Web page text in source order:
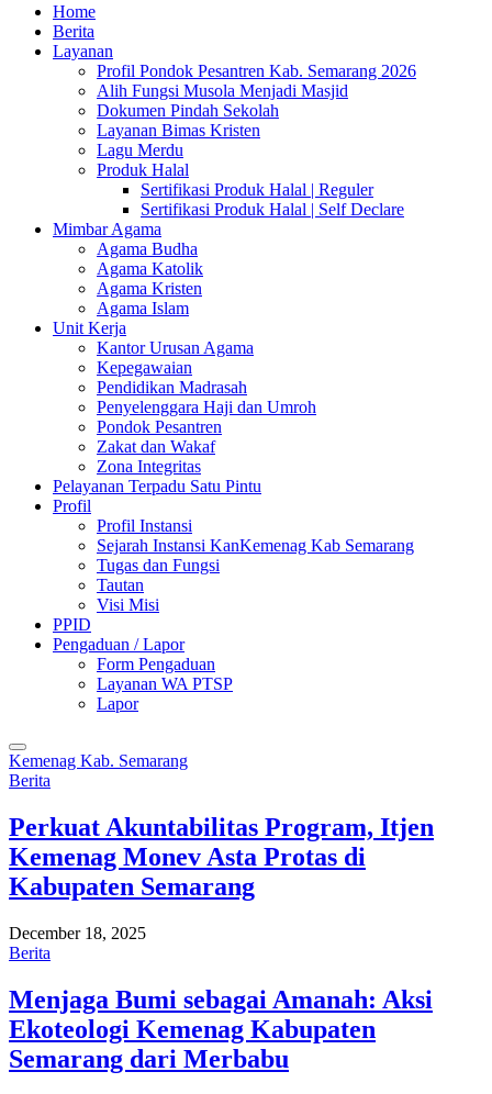
Home
Berita
Layanan
Profil Pondok Pesantren Kab. Semarang 2026
Alih Fungsi Musola Menjadi Masjid
Dokumen Pindah Sekolah
Layanan Bimas Kristen
Lagu Merdu
Produk Halal
Sertifikasi Produk Halal | Reguler
Sertifikasi Produk Halal | Self Declare
Mimbar Agama
Agama Budha
Agama Katolik
Agama Kristen
Agama Islam
Unit Kerja
Kantor Urusan Agama
Kepegawaian
Pendidikan Madrasah
Penyelenggara Haji dan Umroh
Pondok Pesantren
Zakat dan Wakaf
Zona Integritas
Pelayanan Terpadu Satu Pintu
Profil
Profil Instansi
Sejarah Instansi KanKemenag Kab Semarang
Tugas dan Fungsi
Tautan
Visi Misi
PPID
Pengaduan / Lapor
Form Pengaduan
Layanan WA PTSP
Lapor
Kemenag Kab. Semarang
Berita
Perkuat Akuntabilitas Program, Itjen
Kemenag Monev Asta Protas di
Kabupaten Semarang
December 18, 2025
Berita
Menjaga Bumi sebagai Amanah: Aksi
Ekoteologi Kemenag Kabupaten
Semarang dari Merbabu